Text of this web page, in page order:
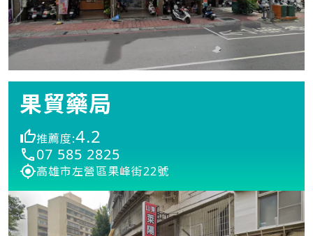
果貿藥局
推薦度:4.2
07 585 2825
高雄市左營區果峰街22號